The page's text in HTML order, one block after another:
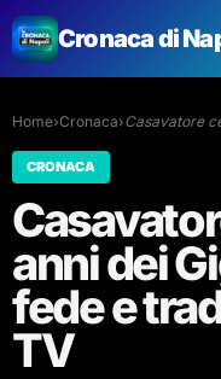
Cronaca di
Home›Cronaca›Casavatore
CRONACA
anni dei
fede e
TV